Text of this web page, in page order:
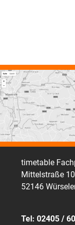
timetable
Mittelstraße 10
52146
Tel: 02405 /